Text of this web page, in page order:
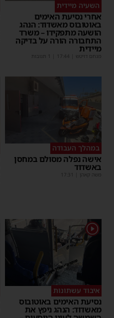
השעיה מיידית
אחרי נסיעת האימים
באוטובוס מאשדוד: הנהג
הושעה מתפקידו – משרד
התחבורה הורה על בדיקה
מיידית
מנחם דויטש 17:44
במהלך העבודה
אישה נפלה מסולם במחסן
באשדוד
משה קאהן 17:31
1
איבוד עשתונות
נסיעת האימים באוטובוס
מאשדוד: הנהג ניפץ את